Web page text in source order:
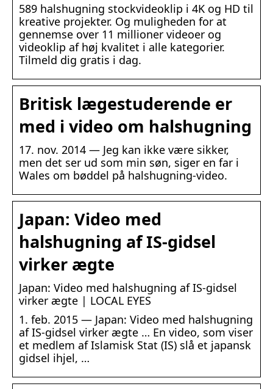
589 halshugning stockvideoklip i 4K og HD til
kreative projekter. Og muligheden for at
gennemse over 11 millioner videoer og
videoklip af høj kvalitet i alle kategorier.
Tilmeld dig gratis i dag.
Britisk lægestuderende er
med i video om halshugning
17. nov. 2014 — Jeg kan ikke være sikker,
men det ser ud som min søn, siger en far i
Wales om bøddel på halshugning-video.
Japan: Video med
halshugning af IS-gidsel
virker ægte
Japan: Video med halshugning af IS-gidsel
virker ægte | LOCAL EYES
1. feb. 2015 — Japan: Video med halshugning
af IS-gidsel virker ægte … En video, som viser
et medlem af Islamisk Stat (IS) slå et japansk
gidsel ihjel, …